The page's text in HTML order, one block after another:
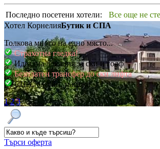
Последно посетени хотели:
Все още не
Хотел КорнелияБутик и СПА
Толкова много на едно място...
Страхотна гледка!
Идеална локация за ски и голф
Безплатен трансфер до ски лифта
СПА, басейн, масажи
1 2 3
Търси оферта